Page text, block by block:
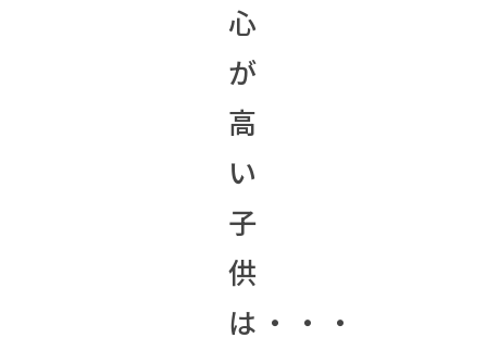
心
が
高
い
子
供
は・・・